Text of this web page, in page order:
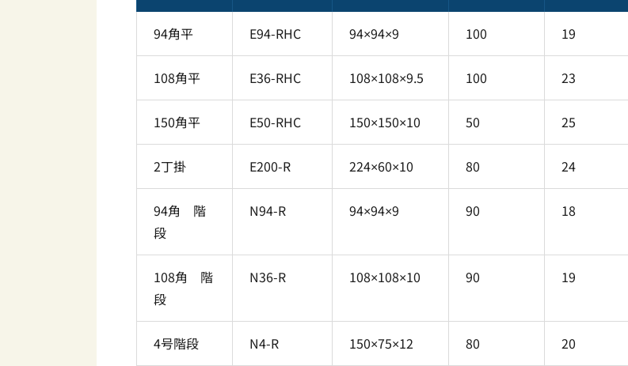
94角平 E94-RHC 94×94×9 100 19
108角平 E36-RHC 108×108×9.5 100 23
150角平 E50-RHC 150×150×10 50 25
2丁掛 E200-R 224×60×10 80 24
94角 階
段
N94-R 94×94×9 90 18
108角 階
段
N36-R 108×108×10 90 19
4号階段 N4-R 150×75×12 80 20